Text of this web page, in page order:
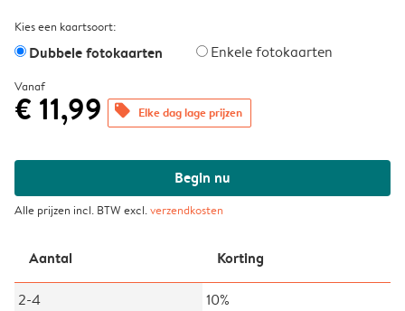
Kies een kaartsoort:
Dubbele fotokaarten Enkele fotokaarten
Vanaf
€ 11,99 offers Elke dag lage prijzen
Begin nu
Alle prijzen incl. BTW excl.verzendkosten
Aantal Korting
2-4
10%